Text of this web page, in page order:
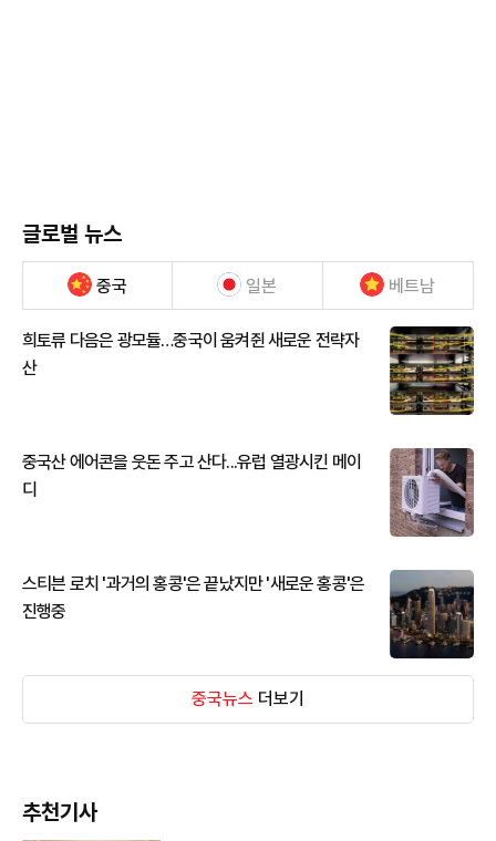
글로벌 뉴스
중국 일본 베트남
희토류 다음은 광모듈…중국이 움켜쥔 새로운 전략자
산
중국산 에어콘을 웃돈 주고 산다...유럽 열광시킨 메이
디
스티븐 로치 '과거의 홍콩'은 끝났지만 '새로운 홍콩'은
진행중
중국뉴스 더보기
추천기사